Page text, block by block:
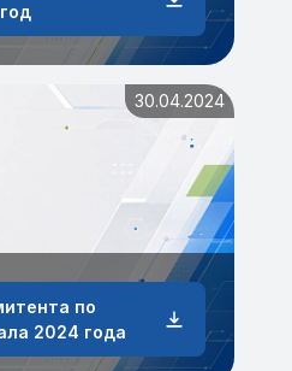
30.04.2024
по
2024 года